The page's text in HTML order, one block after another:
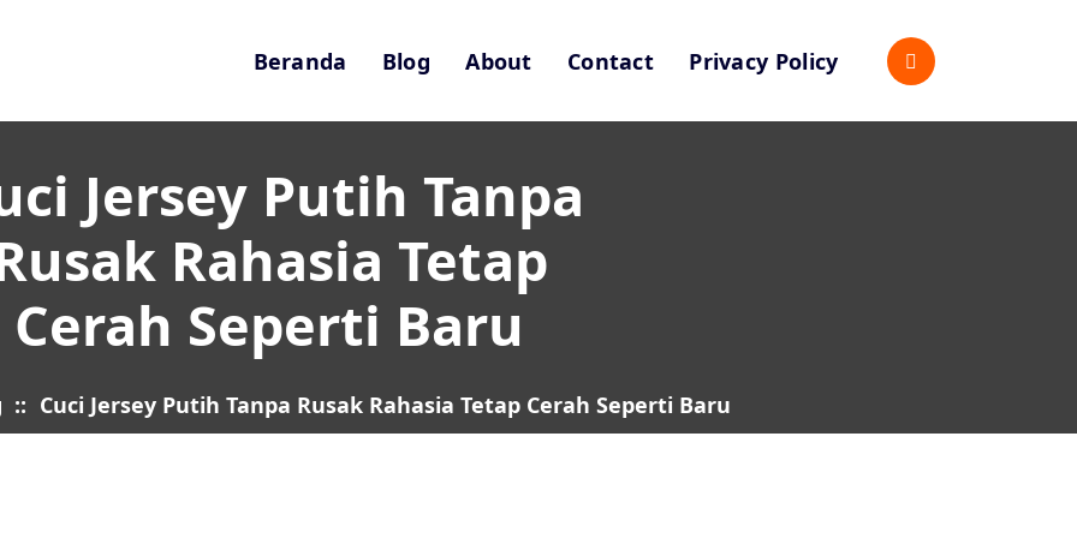
Beranda Blog About Contact Privacy Policy
Jersey Putih Tanpa
Rahasia Tetap
Cerah Seperti Baru
:: Cuci Jersey Putih Tanpa Rusak Rahasia Tetap Cerah Seperti Baru